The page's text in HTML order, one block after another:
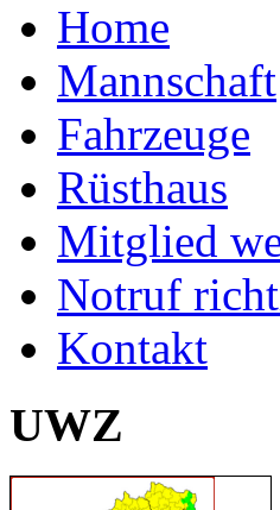
Home
Mannschaft
Fahrzeuge
Rüsthaus
Mitglied
Notruf
Kontakt
UWZ